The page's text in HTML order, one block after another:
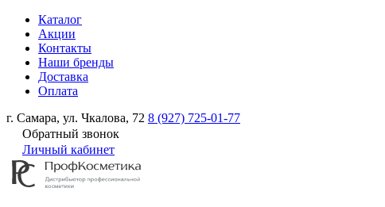
Каталог
Акции
Контакты
Наши бренды
Доставка
Оплата
г. Самара, ул. Чкалова, 72 8 (927) 725-01-77
Обратный звонок
Личный кабинет